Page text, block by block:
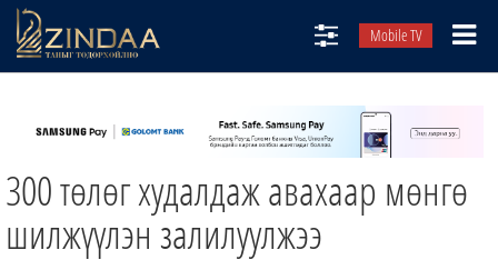
Mobile TV
ТВ8
ӨГЛӨӨНИЙ СОНИН
ЗИНДАА СЭТГҮҮЛ
300 төлөг худалдаж авахаар мөнгө
шилжүүлэн залилуулжээ